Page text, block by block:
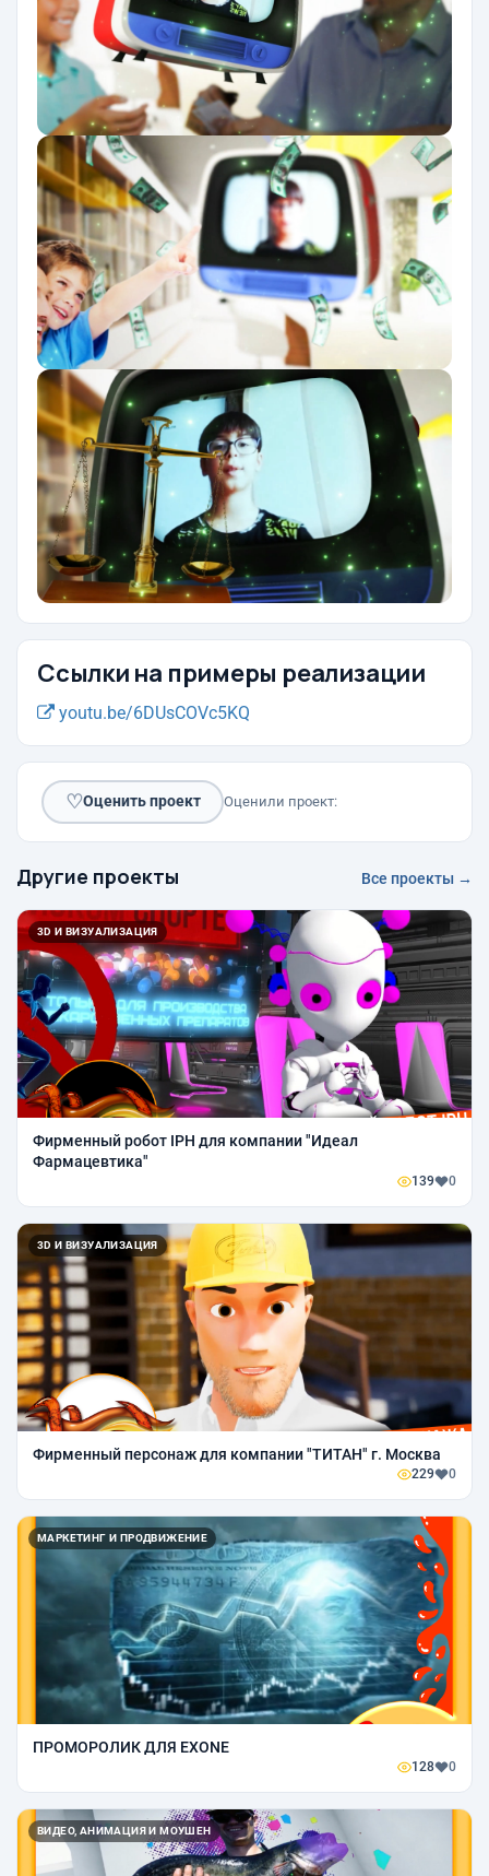
Ссылки на примеры реализации
youtu.be/6DUsCOVc5KQ
♡Оценить проект Оценили проект:
Другие проекты Все проекты →
3D И ВИЗУАЛИЗАЦИЯ
Фирменный робот IPH для компании "Идеал
Фармацевтика"
139 0
3D И ВИЗУАЛИЗАЦИЯ
Фирменный персонаж для компании "ТИТАН" г. Москва
229 0
МАРКЕТИНГ И ПРОДВИЖЕНИЕ
ПРОМОРОЛИК ДЛЯ EXONE
128 0
ВИДЕО, АНИМАЦИЯ И МОУШЕН